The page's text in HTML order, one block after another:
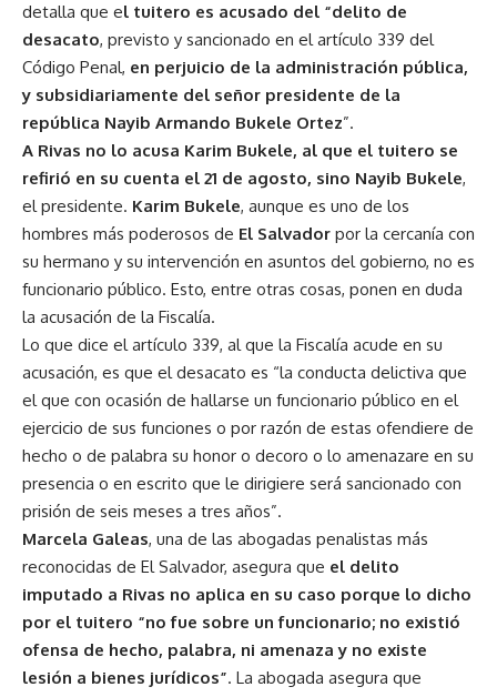
detalla que el tuitero es acusado del “delito de
desacato, previsto y sancionado en el artículo 339 del
Código Penal, en perjuicio de la administración pública,
y subsidiariamente del señor presidente de la
república Nayib Armando Bukele Ortez”.
A Rivas no lo acusa Karim Bukele, al que el tuitero se
refirió en su cuenta el 21 de agosto, sino Nayib Bukele,
el presidente. Karim Bukele, aunque es uno de los
hombres más poderosos de El Salvador por la cercanía con
su hermano y su intervención en asuntos del gobierno, no es
funcionario público. Esto, entre otras cosas, ponen en duda
la acusación de la Fiscalía.
Lo que dice el artículo 339, al que la Fiscalía acude en su
acusación, es que el desacato es “la conducta delictiva que
el que con ocasión de hallarse un funcionario público en el
ejercicio de sus funciones o por razón de estas ofendiere de
hecho o de palabra su honor o decoro o lo amenazare en su
presencia o en escrito que le dirigiere será sancionado con
prisión de seis meses a tres años”.
Marcela Galeas, una de las abogadas penalistas más
reconocidas de El Salvador, asegura que el delito
imputado a Rivas no aplica en su caso porque lo dicho
por el tuitero “no fue sobre un funcionario; no existió
ofensa de hecho, palabra, ni amenaza y no existe
lesión a bienes jurídicos”. La abogada asegura que